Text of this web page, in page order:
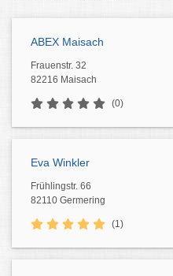
ABEX Maisach
Frauenstr. 32
82216 Maisach
(0)
Eva Winkler
Frühlingstr. 66
82110 Germering
(1)